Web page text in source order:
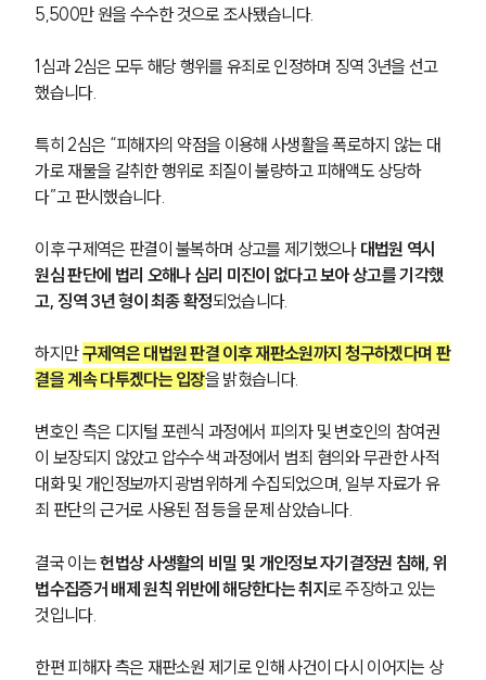
5,500만 원을 수수한 것으로 조사됐습니다.
1심과 2심은 모두 해당 행위를 유죄로 인정하며 징역 3년을 선고
했습니다.
특히 2심은 “피해자의 약점을 이용해 사생활을 폭로하지 않는 대
가로 재물을 갈취한 행위로 죄질이 불량하고 피해액도 상당하
다”고 판시했습니다.
이후 구제역은 판결이 불복하며 상고를 제기했으나 대법원 역시
원심 판단에 법리 오해나 심리 미진이 없다고 보아 상고를 기각했
고, 징역 3년 형이 최종 확정되었습니다.
하지만 구제역은 대법원 판결 이후 재판소원까지 청구하겠다며 판
결을 계속 다투겠다는 입장을 밝혔습니다.
변호인 측은 디지털 포렌식 과정에서 피의자 및 변호인의 참여권
이 보장되지 않았고 압수수색 과정에서 범죄 혐의와 무관한 사적
대화 및 개인정보까지 광범위하게 수집되었으며, 일부 자료가 유
죄 판단의 근거로 사용된 점 등을 문제 삼았습니다.
결국 이는 헌법상 사생활의 비밀 및 개인정보 자기결정권 침해, 위
법수집증거 배제 원칙 위반에 해당한다는 취지로 주장하고 있는
것입니다.
한편 피해자 측은 재판소원 제기로 인해 사건이 다시 이어지는 상